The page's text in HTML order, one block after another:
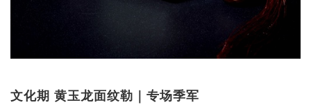
文化期 黄玉龙面纹勒｜专场季军